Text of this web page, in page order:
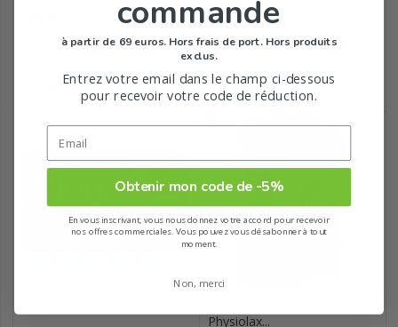
€
Roche
Prix
36,02 €
Physiolax...
commande
à partir de 69 euros. Hors frais de port. Hors produits
exclus.
Entrez votre email dans le champ ci-dessous
pour recevoir votre code de réduction.
Obtenir mon code de -5%
En vous inscrivant, vous nous donnez votre accord pour recevoir
nos offres commerciales. Vous pouvez vous désabonner à tout
moment.
Non, merci